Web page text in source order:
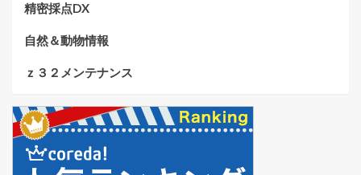
精密採点DX
自然＆動物情報
ｚ３２メンテナンス